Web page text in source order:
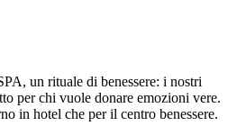
un rituale di benessere: i nostri
per chi vuole donare emozioni vere.
in hotel che per il centro benessere.